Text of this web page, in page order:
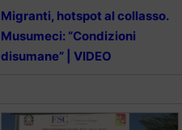
Migranti, hotspot al collasso.
Musumeci: “Condizioni
disumane” | VIDEO